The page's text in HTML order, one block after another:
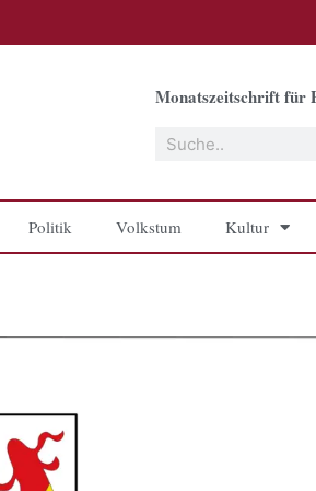
Monatszeitschrift für
Suche
Politik Volkstum Kultur